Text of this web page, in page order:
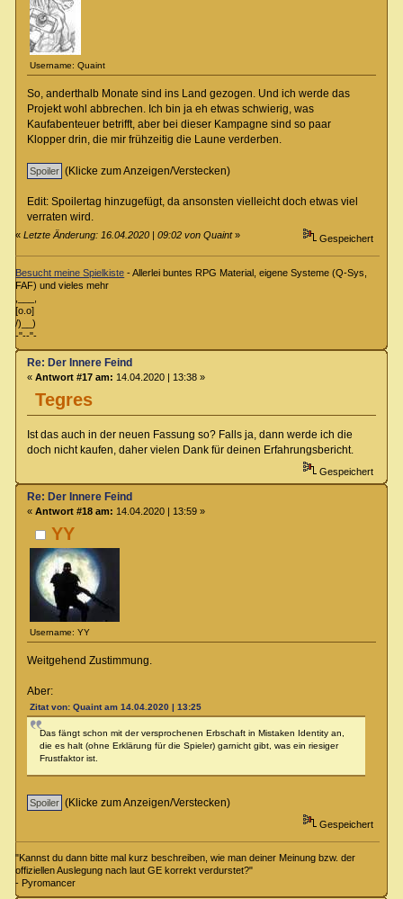
Username: Quaint
So, anderthalb Monate sind ins Land gezogen. Und ich werde das
Projekt wohl abbrechen. Ich bin ja eh etwas schwierig, was
Kaufabenteuer betrifft, aber bei dieser Kampagne sind so paar
Klopper drin, die mir frühzeitig die Laune verderben.
(Klicke zum Anzeigen/Verstecken)
Edit: Spoilertag hinzugefügt, da ansonsten vielleicht doch etwas viel
verraten wird.
«Letzte Änderung: 16.04.2020 | 09:02 von Quaint» Gespeichert
Besucht meine Spielkiste - Allerlei buntes RPG Material, eigene Systeme (Q-Sys,
FAF) und vieles mehr
[o.o]
/)__)
-"--"-
Tegres
Re: Der Innere Feind
« Antwort #17 am: 14.04.2020 | 13:38 »
Ist das auch in der neuen Fassung so? Falls ja, dann werde ich die
doch nicht kaufen, daher vielen Dank für deinen Erfahrungsbericht.
Gespeichert
YY
Username: YY
Re: Der Innere Feind
« Antwort #18 am: 14.04.2020 | 13:59 »
Weitgehend Zustimmung.
Aber:
Zitat von: Quaint am 14.04.2020 | 13:25
Das fängt schon mit der versprochenen Erbschaft in Mistaken Identity an,
die es halt (ohne Erklärung für die Spieler) garnicht gibt, was ein riesiger
Frustfaktor ist.
(Klicke zum Anzeigen/Verstecken)
Gespeichert
"Kannst du dann bitte mal kurz beschreiben, wie man deiner Meinung bzw. der
offiziellen Auslegung nach laut GE korrekt verdurstet?"
- Pyromancer